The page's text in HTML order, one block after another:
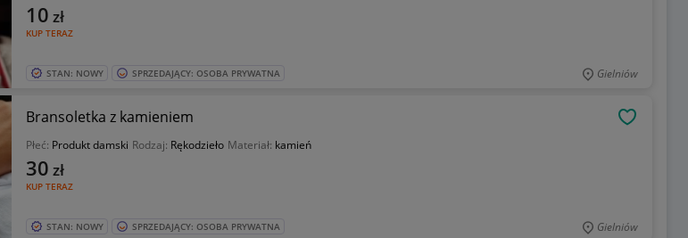
KUP TERAZ
10 zł
STAN: NOWY SPRZEDAJĄCY: OSOBA PRYWATNA Gielniów
Bransoletka z kamieniem
Płeć: Produkt damski Rodzaj: Rękodzieło Materiał: kamień
KUP TERAZ
30 zł
STAN: NOWY SPRZEDAJĄCY: OSOBA PRYWATNA Gielniów